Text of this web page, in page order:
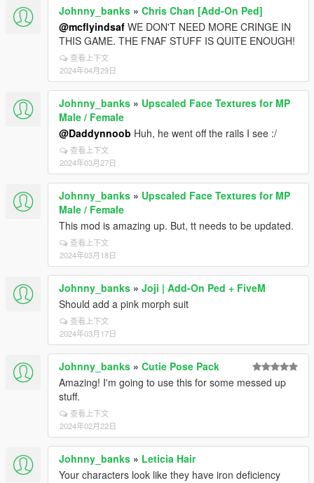
Johnny_banks » Chris Chan [Add-On Ped]
@mcflyindsaf WE DON'T NEED MORE CRINGE IN
THIS GAME. THE FNAF STUFF IS QUITE ENOUGH!
查看上下文
2024年04月29日
Johnny_banks » Upscaled Face Textures for MP
Male / Female
@Daddynnoob Huh, he went off the rails I see :/
查看上下文
2024年03月27日
Johnny_banks » Upscaled Face Textures for MP
Male / Female
This mod is amazing up. But, tt needs to be updated.
查看上下文
2024年03月18日
Johnny_banks » Joji | Add-On Ped + FiveM
Should add a pink morph suit
查看上下文
2024年03月17日
Johnny_banks » Cutie Pose Pack
Amazing! I'm going to use this for some messed up
stuff.
查看上下文
2024年02月22日
Johnny_banks » Leticia Hair
Your characters look like they have iron deficiency